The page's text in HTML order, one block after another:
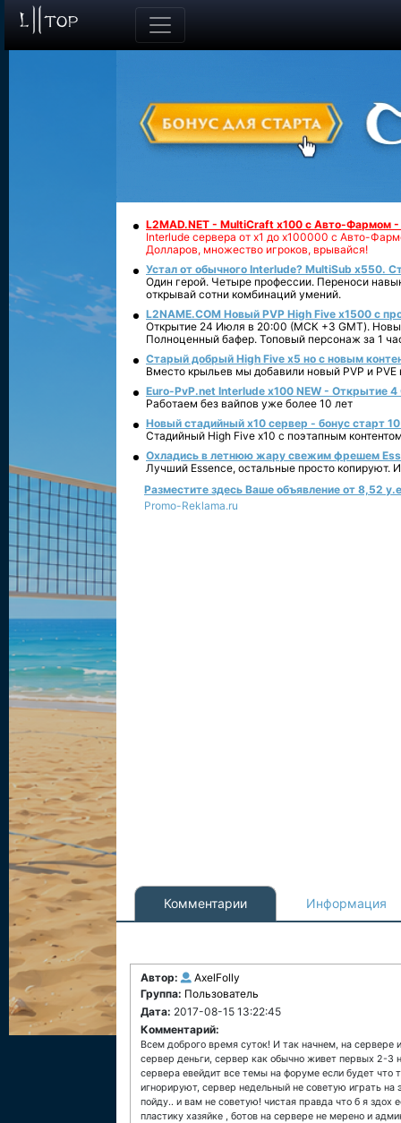
L2MAD.NET - MultiCraft x100 с Авто-Фармом
Interlude сервера от х1 до х100000 с Авто-
Долларов, множество игроков, врывайся!
Устал от обычного Interlude? MultiSub x550.
Один герой. Четыре профессии. Переноси
открывай сотни комбинаций умений.
L2NAME.COM Новый PVP High Five x1500 с
Открытие 24 Июля в 20:00 (МСК +3 GMT).
Полноценный бафер. Топовый персонаж за 1
Старый добрый High Five x5 но с новым
Вместо крыльев мы добавили новый PVP и PVE
Euro-PvP.net Interlude х100 NEW - Открытие 4
Работаем без вайпов уже более 10 лет
Новый стадийный х10 сервер - бонус старт
Стадийный High Five x10 с поэтапным
Охладись в летнюю жару свежим фрешем
Лучший Essence, остальные просто копируют.
Разместите здесь Ваше объявление от 8,52
Promo-Reklama.ru
Комментарии Информация
Автор:
AxelFolly
Группа: Пользователь
Дата: 2017-08-15 13:22:45
Комментарий:
Всем доброго время суток! И так начнем, на
сервер деньги, сервер как обычно живет первых 2-
сервера евейдит все темы на форуме если будет
игнорируют, сервер недельный не советую играть на
пойду.. и вам не советую! чистая правда что б я
пластику хазяйке , ботов на сервере не мерено и